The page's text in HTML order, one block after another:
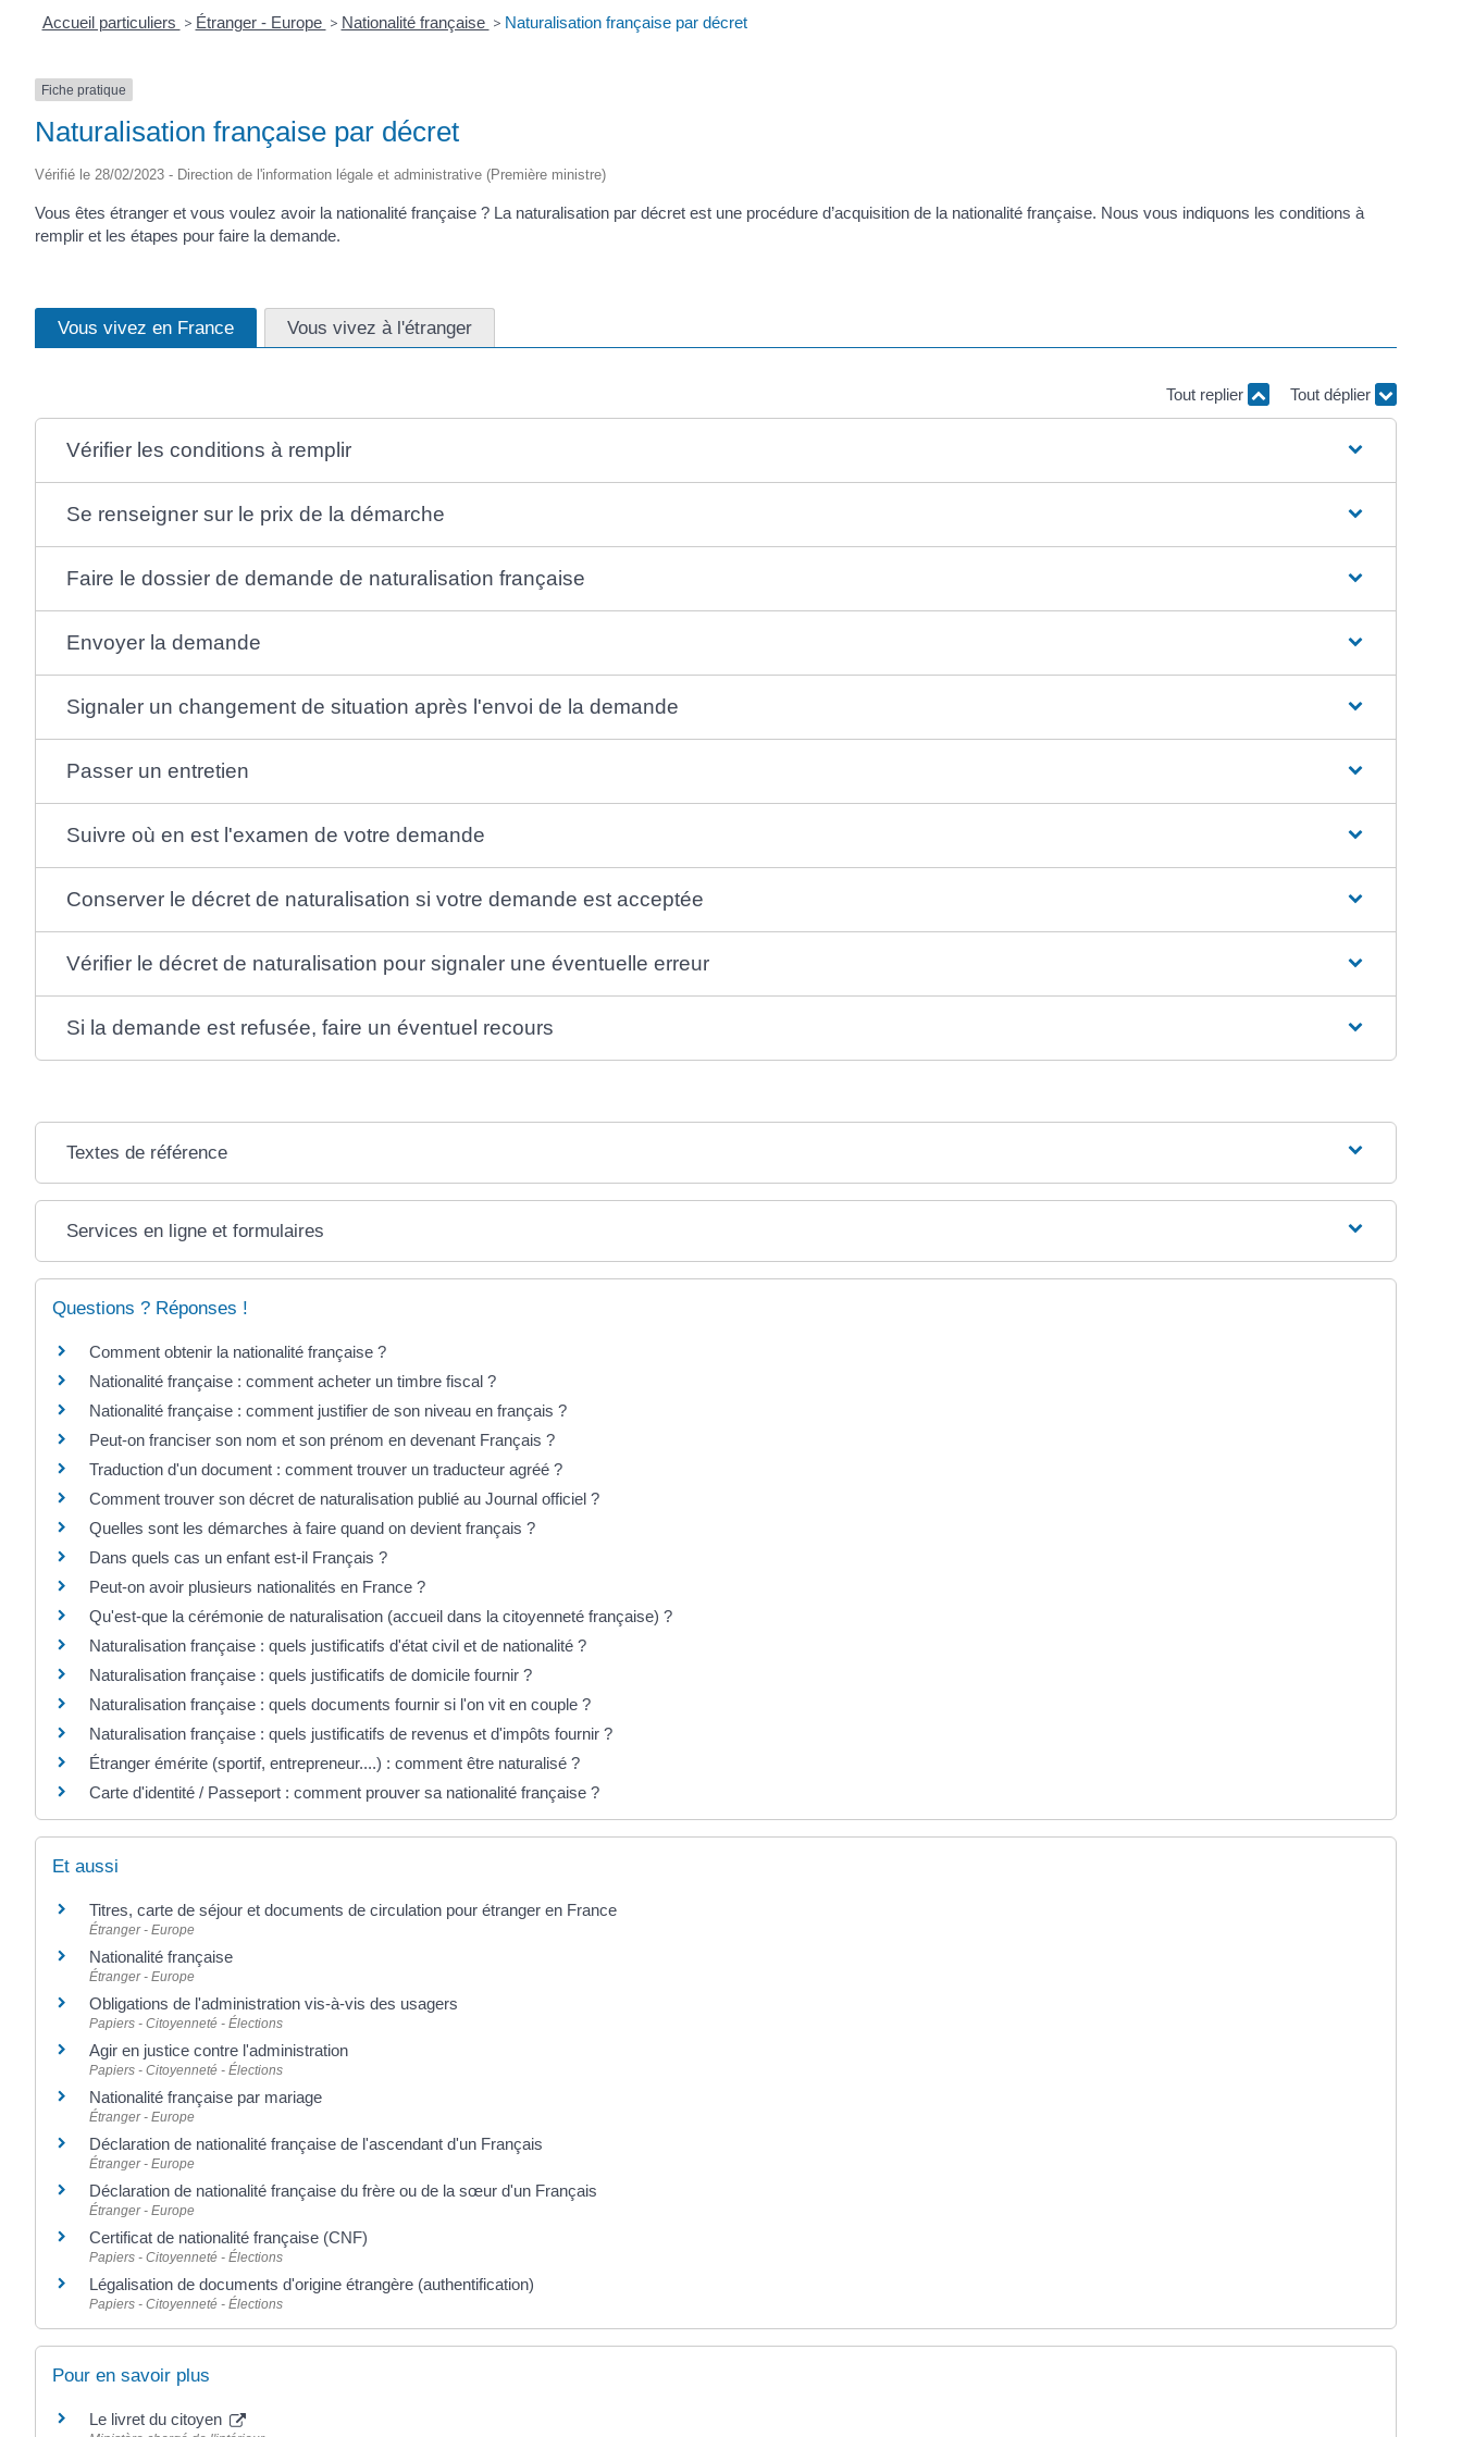
Accueil particuliers > Étranger - Europe > Nationalité française > Naturalisation française par décret
Fiche pratique
Naturalisation française par décret
Vérifié le 28/02/2023 - Direction de l'information légale et administrative (Première ministre)
Vous êtes étranger et vous voulez avoir la nationalité française ? La naturalisation par décret est une procédure d’acquisition de la nationalité française. Nous vous indiquons les conditions à
remplir et les étapes pour faire la demande.
Vous vivez en France Vous vivez à l'étranger
Tout replier Tout déplier
Vérifier les conditions à remplir
Se renseigner sur le prix de la démarche
Faire le dossier de demande de naturalisation française
Envoyer la demande
Signaler un changement de situation après l'envoi de la demande
Passer un entretien
Suivre où en est l'examen de votre demande
Conserver le décret de naturalisation si votre demande est acceptée
Vérifier le décret de naturalisation pour signaler une éventuelle erreur
Si la demande est refusée, faire un éventuel recours
Textes de référence
Services en ligne et formulaires
Questions ? Réponses !
Comment obtenir la nationalité française ?
Nationalité française : comment acheter un timbre fiscal ?
Nationalité française : comment justifier de son niveau en français ?
Peut-on franciser son nom et son prénom en devenant Français ?
Traduction d'un document : comment trouver un traducteur agréé ?
Comment trouver son décret de naturalisation publié au Journal officiel ?
Quelles sont les démarches à faire quand on devient français ?
Dans quels cas un enfant est-il Français ?
Peut-on avoir plusieurs nationalités en France ?
Qu'est-que la cérémonie de naturalisation (accueil dans la citoyenneté française) ?
Naturalisation française : quels justificatifs d'état civil et de nationalité ?
Naturalisation française : quels justificatifs de domicile fournir ?
Naturalisation française : quels documents fournir si l'on vit en couple ?
Naturalisation française : quels justificatifs de revenus et d'impôts fournir ?
Étranger émérite (sportif, entrepreneur....) : comment être naturalisé ?
Carte d'identité / Passeport : comment prouver sa nationalité française ?
Et aussi
Titres, carte de séjour et documents de circulation pour étranger en France
Étranger - Europe
Nationalité française
Étranger - Europe
Obligations de l'administration vis-à-vis des usagers
Papiers - Citoyenneté - Élections
Agir en justice contre l'administration
Papiers - Citoyenneté - Élections
Nationalité française par mariage
Étranger - Europe
Déclaration de nationalité française de l'ascendant d'un Français
Étranger - Europe
Déclaration de nationalité française du frère ou de la sœur d'un Français
Étranger - Europe
Certificat de nationalité française (CNF)
Papiers - Citoyenneté - Élections
Légalisation de documents d'origine étrangère (authentification)
Papiers - Citoyenneté - Élections
Pour en savoir plus
Le livret du citoyen